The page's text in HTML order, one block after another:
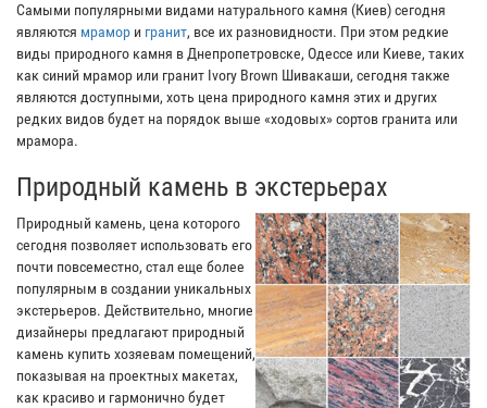
Самыми популярными видами натурального камня (Киев) сегодня
являются мрамор и гранит, все их разновидности. При этом редкие
виды природного камня в Днепропетровске, Одессе или Киеве, таких
как синий мрамор или гранит Ivory Brown Шивакаши, сегодня также
являются доступными, хоть цена природного камня этих и других
редких видов будет на порядок выше «ходовых» сортов гранита или
мрамора.
Природный камень в экстерьерах
Природный камень, цена которого
сегодня позволяет использовать его
почти повсеместно, стал еще более
популярным в создании уникальных
экстерьеров. Действительно, многие
дизайнеры предлагают природный
камень купить хозяевам помещений,
показывая на проектных макетах,
как красиво и гармонично будет